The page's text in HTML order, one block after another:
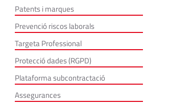
Patents i marques
Prevenció riscos laborals
Targeta Professional
Protecció dades (RGPD)
Plataforma subcontractació
Assegurances